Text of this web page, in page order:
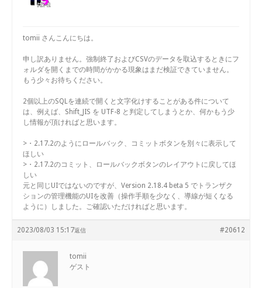
tomii さんこんにちは。
申し訳ありません。強制終了およびCSVのデータを取込するときにフ
ォルダを開くまでの時間がかかる現象はまだ検証できていません。
もう少々お待ちください。
2個以上のSQLを連続で開くと文字化けすることがある件について
は、例えば、Shift_JIS を UTF-8 と判定してしまうとか、何かもう少
し情報が頂ければと思います。
>・2.17.2のようにロールバック、コミットボタンを別々に表示して
ほしい
>・2.17.2のコミット、ロールバックボタンのレイアウトに戻してほ
しい
元と同じUIではないのですが、Version 2.18.4 beta 5 でトランザク
ションの管理機能のUIを改善（操作手順を少なく、導線が短くなる
ように）しました。ご確認いただければと思います。
2023/08/03 15:17 #20612
返信
tomii
ゲスト